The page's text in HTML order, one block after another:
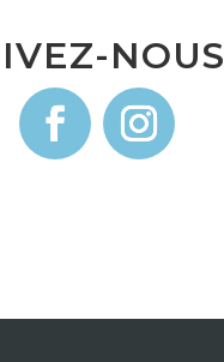
NOUS